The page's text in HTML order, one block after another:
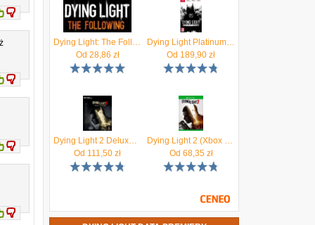
Dying Light: The Following (Digital)
Od 28,86 zł
Dying Light Platinum Edition (Gra NS)
Od 189,90 zł
Dying Light 2 Deluxe Edition (Gra PC)
Od 111,50 zł
Dying Light 2 (Xbox One Key)
Od 68,35zł